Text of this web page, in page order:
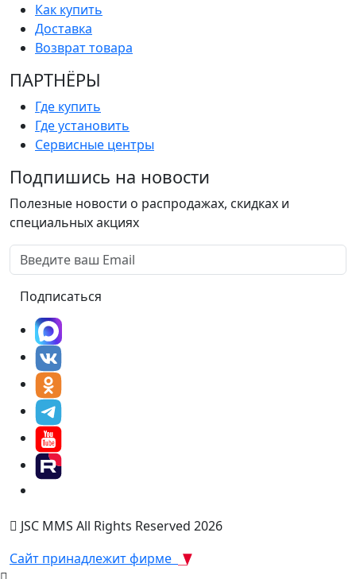
Как купить
Доставка
Возврат товара
ПАРТНËРЫ
Где купить
Где установить
Сервисные центры
Подпишись на новости
Полезные новости о распродажах, скидках и
специальных акциях
Подписаться
JSC MMS All Rights Reserved 2026
Сайт принадлежит фирме